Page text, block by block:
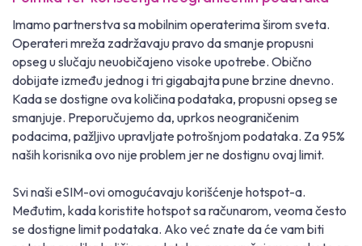
Imamo partnerstva sa mobilnim operaterima širom sveta.
Operateri mreža zadržavaju pravo da smanje propusni
opseg u slučaju neuobičajeno visoke upotrebe. Obično
dobijate između jednog i tri gigabajta pune brzine dnevno.
Kada se dostigne ova količina podataka, propusni opseg se
smanjuje. Preporučujemo da, uprkos neograničenim
podacima, pažljivo upravljate potrošnjom podataka. Za 95%
naših korisnika ovo nije problem jer ne dostignu ovaj limit.
Svi naši eSIM-ovi omogućavaju korišćenje hotspot-a.
Međutim, kada koristite hotspot sa računarom, veoma često
se dostigne limit podataka. Ako već znate da će vam biti